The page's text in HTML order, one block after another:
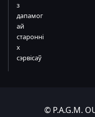
з
дапамог
ай
старонні
х
сэрвісаў
© P.A.G.M.